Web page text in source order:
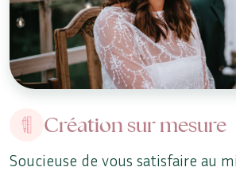
Création sur mesure
Soucieuse de vous satisfaire au